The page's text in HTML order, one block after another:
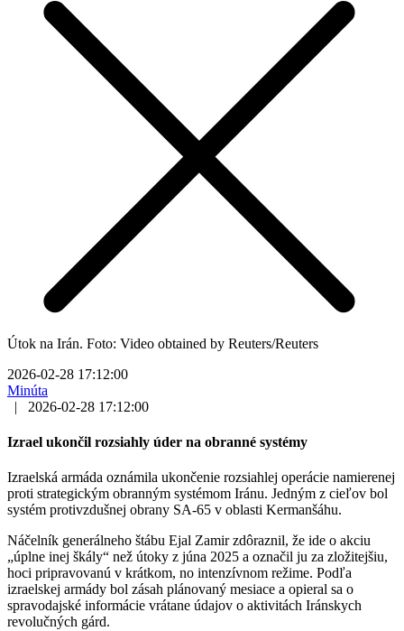
Útok na Irán. Foto: Video obtained by Reuters/Reuters
2026-02-28 17:12:00
Minúta
|
2026-02-28 17:12:00
Izrael ukončil rozsiahly úder na obranné systémy
Izraelská armáda oznámila ukončenie rozsiahlej operácie namierenej
proti strategickým obranným systémom Iránu. Jedným z cieľov bol
systém protivzdušnej obrany SA-65 v oblasti Kermanšáhu.
Náčelník generálneho štábu Ejal Zamir zdôraznil, že ide o akciu
„úplne inej škály“ než útoky z júna 2025 a označil ju za zložitejšiu,
hoci pripravovanú v krátkom, no intenzívnom režime. Podľa
izraelskej armády bol zásah plánovaný mesiace a opieral sa o
spravodajské informácie vrátane údajov o aktivitách Iránskych
revolučných gárd.